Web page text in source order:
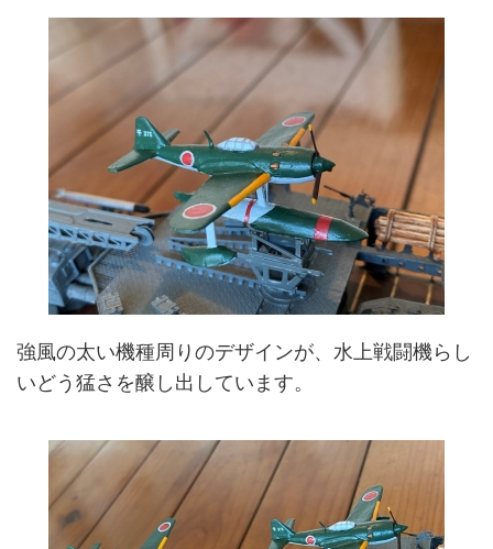
強風の太い機種周りのデザインが、水上戦闘機らし
いどう猛さを醸し出しています。